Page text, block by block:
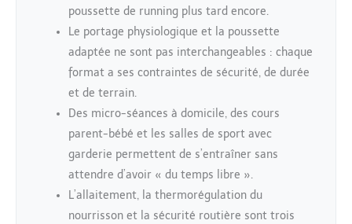
poussette de running plus tard encore.
Le portage physiologique et la poussette
adaptée ne sont pas interchangeables : chaque
format a ses contraintes de sécurité, de durée
et de terrain.
Des micro-séances à domicile, des cours
parent-bébé et les salles de sport avec
garderie permettent de s’entraîner sans
attendre d’avoir « du temps libre ».
L’allaitement, la thermorégulation du
nourrisson et la sécurité routière sont trois